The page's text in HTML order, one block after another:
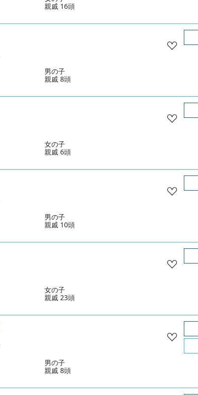
親戚 16頭
男の子
親戚 8頭
女の子
親戚 6頭
男の子
親戚 10頭
女の子
親戚 23頭
男の子
親戚 8頭